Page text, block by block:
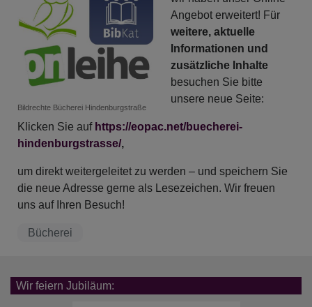
Bildrechte Bücherei Hindenburgstraße
Angebot erweitert! Für
weitere, aktuelle
Informationen und
zusätzliche Inhalte
besuchen Sie bitte
unsere neue Seite:
Klicken Sie auf https://eopac.net/buecherei-
hindenburgstrasse/,
um direkt weitergeleitet zu werden – und speichern Sie
die neue Adresse gerne als Lesezeichen. Wir freuen
uns auf Ihren Besuch!
Bücherei
Wir feiern Jubiläum: